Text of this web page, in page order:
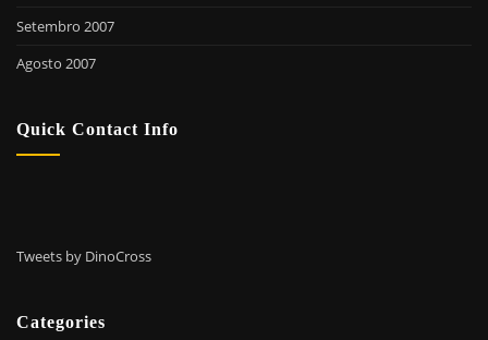
Setembro 2007
Agosto 2007
Quick Contact Info
Tweets by DinoCross
Categories